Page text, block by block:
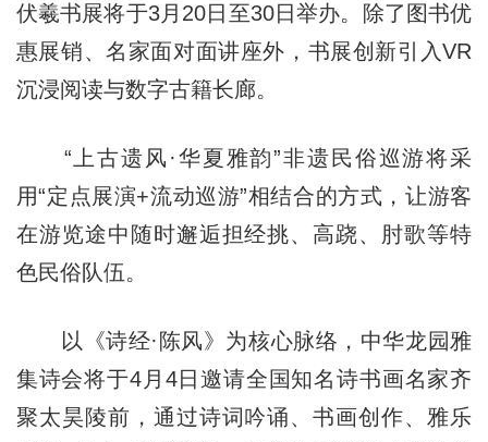
伏羲书展将于3月20日至30日举办。除了图书优
惠展销、名家面对面讲座外，书展创新引入VR
沉浸阅读与数字古籍长廊。
“上古遗风·华夏雅韵”非遗民俗巡游将采
用“定点展演+流动巡游”相结合的方式，让游客
在游览途中随时邂逅担经挑、高跷、肘歌等特
色民俗队伍。
以《诗经·陈风》为核心脉络，中华龙园雅
集诗会将于4月4日邀请全国知名诗书画名家齐
聚太昊陵前，通过诗词吟诵、书画创作、雅乐